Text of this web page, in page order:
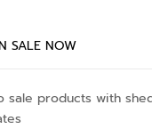
SALE NOW
sale products with